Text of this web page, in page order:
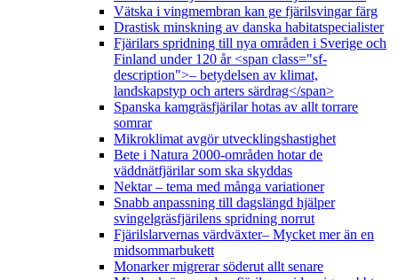
Vätska i vingmembran kan ge fjärilsvingar färg
Drastisk minskning av danska habitatspecialister
Fjärilars spridning till nya områden i Sverige och
Finland under 120 år <span class="sf-
description">– betydelsen av klimat,
landskapstyp och arters särdrag</span>
Spanska kamgräsfjärilar hotas av allt torrare
somrar
Mikroklimat avgör utvecklingshastighet
Bete i Natura 2000-områden hotar de
väddnätfjärilar som ska skyddas
Nektar – tema med många variationer
Snabb anpassning till dagslängd hjälper
svingelgräsfjärilens spridning norrut
Fjärilslarvernas värdväxter– Mycket mer än en
midsommarbukett
Monarker migrerar söderut allt senare